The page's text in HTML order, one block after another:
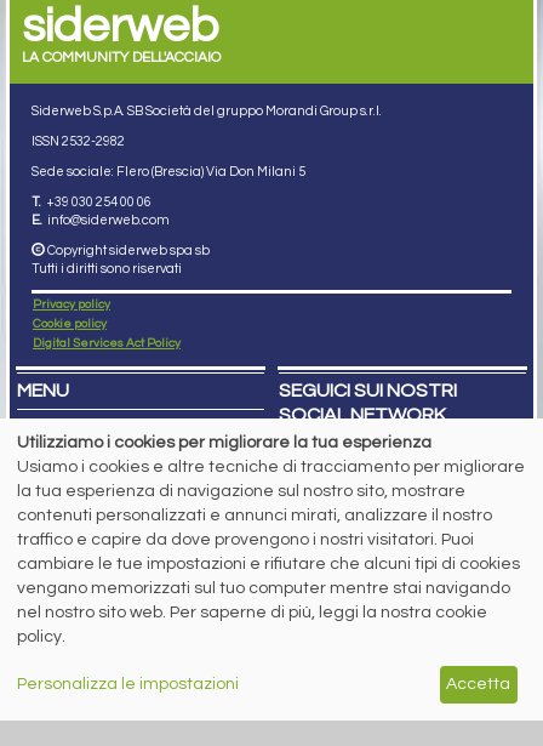
siderweb
LA COMMUNITY DELL'ACCIAIO
Siderweb S.p.A. SB Società del gruppo Morandi Group s.r.l.
ISSN 2532-2982
Sede sociale: Flero (Brescia) Via Don Milani 5
T. +39 030 254 00 06
E. info@siderweb.com
Copyright siderweb spa sb
Tutti i diritti sono riservati
Privacy policy
Cookie policy
Digital Services Act Policy
MENU
PREZZI ITALIA
MERCATI
SERVIZI
ABBONAMENTI
MADE IN STEEL
NEWSLETTER
SEGUICI SUI NOSTRI
SOCIAL NETWORK
Capitale Sociale: 190.000€ interamente versato
Registro delle Imprese di Brescia
Codice Fiscale e Partita I.V.A.:
R.E.A. n. 419331
www.siderweb.com: Autorizzazione del Tribunale di Brescia n. 11/2004 del 17
Direttrice Responsabile:
Utilizziamo i cookies per migliorare la tua esperienza
Usiamo i cookies e altre tecniche di tracciamento per migliorare
la tua esperienza di navigazione sul nostro sito, mostrare
contenuti personalizzati e annunci mirati, analizzare il nostro
traffico e capire da dove provengono i nostri visitatori. Puoi
cambiare le tue impostazioni e rifiutare che alcuni tipi di cookies
vengano memorizzati sul tuo computer mentre stai navigando
nel nostro sito web. Per saperne di più, leggi la nostra cookie
policy.
Personalizza le impostazioni Accetta